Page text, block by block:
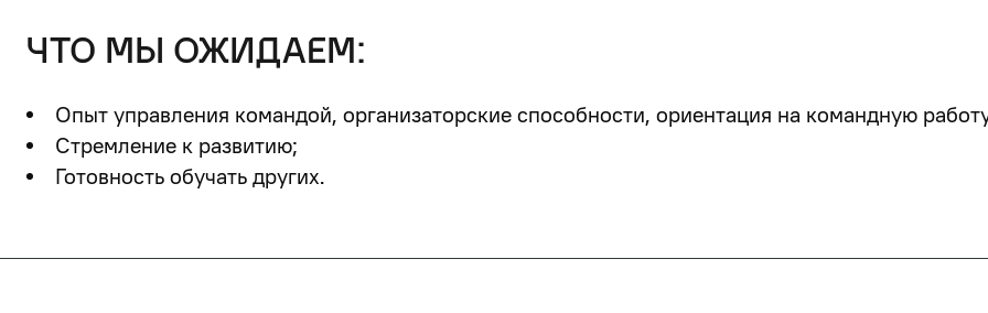
что мы ожидаем:
Опыт управления командой, организаторские способности, ориентация на командную
Стремление к развитию;
Готовность обучать других.